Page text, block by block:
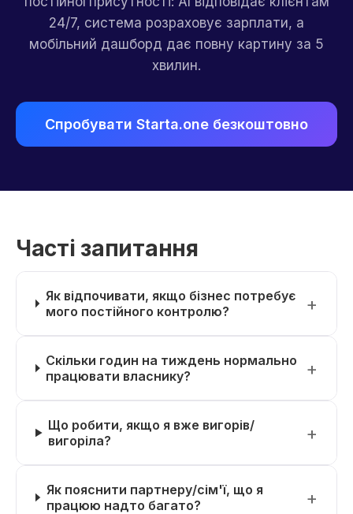
24/7, система розраховує зарплати, а
мобільний дашборд дає повну картину за 5
хвилин.
Спробувати Starta.one безкоштовно
Часті запитання
Як відпочивати, якщо бізнес потребує
мого постійного контролю?
Скільки годин на тиждень нормально
працювати власнику?
Що робити, якщо я вже вигорів/
вигоріла?
Як пояснити партнеру/сім'ї, що я
працюю надто багато?